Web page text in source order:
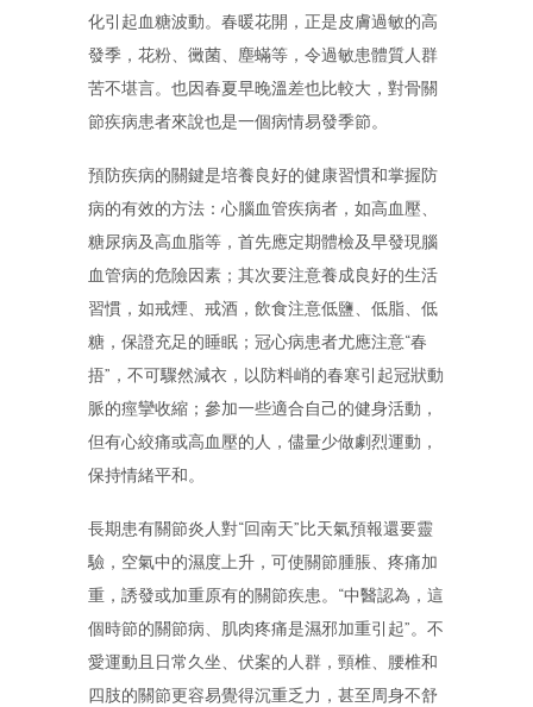
化引起血糖波動。春暖花開，正是皮膚過敏的高
發季，花粉、黴菌、塵蟎等，令過敏患體質人群
苦不堪言。也因春夏早晚溫差也比較大，對骨關
節疾病患者來說也是一個病情易發季節。
預防疾病的關鍵是培養良好的健康習慣和掌握防
病的有效的方法：心腦血管疾病者，如高血壓、
糖尿病及高血脂等，首先應定期體檢及早發現腦
血管病的危險因素；其次要注意養成良好的生活
習慣，如戒煙、戒酒，飲食注意低鹽、低脂、低
糖，保證充足的睡眠；冠心病患者尤應注意“春
捂”，不可驟然減衣，以防料峭的春寒引起冠狀動
脈的痙攣收縮；參加一些適合自己的健身活動，
但有心絞痛或高血壓的人，儘量少做劇烈運動，
保持情緒平和。
長期患有關節炎人對“回南天”比天氣預報還要靈
驗，空氣中的濕度上升，可使關節腫脹、疼痛加
重，誘發或加重原有的關節疾患。“中醫認為，這
個時節的關節病、肌肉疼痛是濕邪加重引起”。不
愛運動且日常久坐、伏案的人群，頸椎、腰椎和
四肢的關節更容易覺得沉重乏力，甚至周身不舒